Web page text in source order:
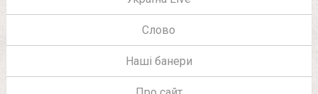
Слово
Наші банери